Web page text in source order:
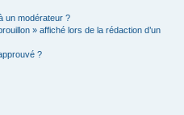
un modérateur ?
» affiché lors de la rédaction d’un
?